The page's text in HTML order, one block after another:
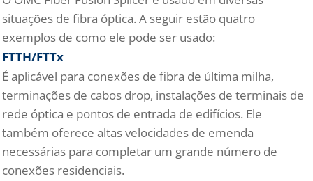
situações de fibra óptica. A seguir estão quatro
exemplos de como ele pode ser usado:
FTTH/FTTx
É aplicável para conexões de fibra de última milha,
terminações de cabos drop, instalações de terminais de
rede óptica e pontos de entrada de edifícios. Ele
também oferece altas velocidades de emenda
necessárias para completar um grande número de
conexões residenciais.